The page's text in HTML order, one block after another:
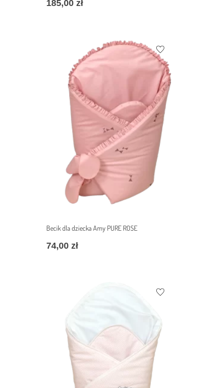
185,00 zł
Becik dla dziecka Amy PURE ROSE
74,00 zł